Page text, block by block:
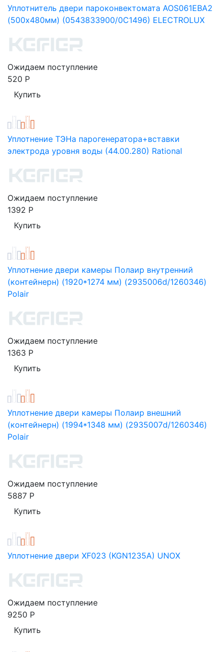
Уплотнитель двери пароконвектомата AOS061EBA2
(500х480мм) (0543833900/0C1496) ELECTROLUX
Ожидаем поступление
520 Р
Уплотнение ТЭНа парогенератора+вставки
электрода уровня воды (44.00.280) Rational
Ожидаем поступление
1392 Р
Уплотнение двери камеры Полаир внутренний
(контейнерн) (1920*1274 мм) (2935006d/1260346)
Polair
Ожидаем поступление
1363 Р
Уплотнение двери камеры Полаир внешний
(контейнерн) (1994*1348 мм) (2935007d/1260346)
Polair
Ожидаем поступление
5887 Р
Уплотнение двери XF023 (KGN1235A) UNOX
Ожидаем поступление
9250 Р